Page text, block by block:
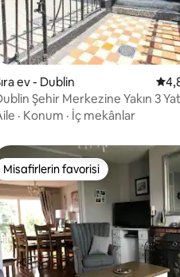
4,93 puan, 331
ev - Dublin 5
Şehir Merkezine Yakın 3
Sıra Ev
· Konum · İç mekânlar
Misafirlerin favorisi
Misafirlerin favorisi